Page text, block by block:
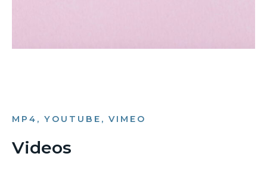
MP4, YOUTUBE, VIMEO
Videos